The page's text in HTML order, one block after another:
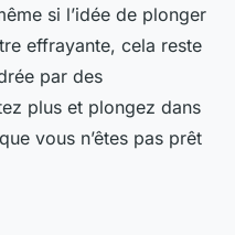
si l’idée de plonger
effrayante, cela reste
par des
plus et plongez dans
vous n’êtes pas prêt